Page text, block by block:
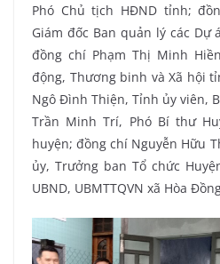
Phó Chủ tịch HĐND tỉnh;
Giám đốc Ban quản lý các
đồng chí Phạm Thị Minh
động, Thương binh và Xã hội
Ngô Đình Thiện, Tỉnh ủy viên,
Trần Minh Trí, Phó Bí thư
huyện; đồng chí Nguyễn Hữu
ủy, Trưởng ban Tổ chức
UBND, UBMTTQVN xã Hòa